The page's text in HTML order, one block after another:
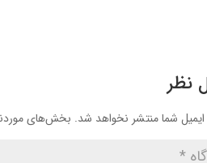
نظر
شما منتشر نخواهد شد. بخش‌های